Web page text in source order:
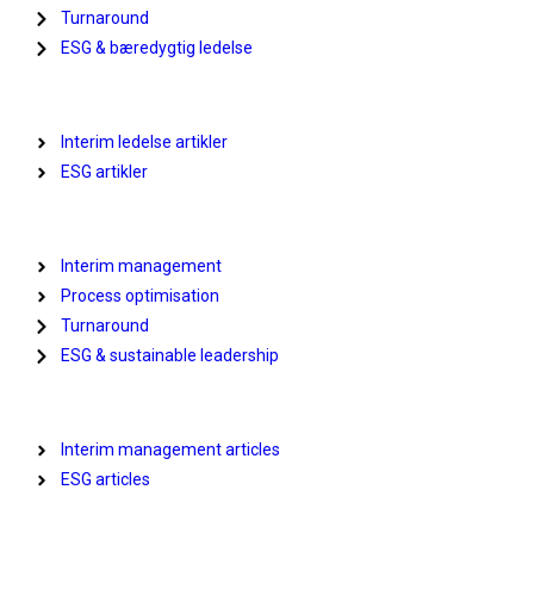
Turnaround
ESG & bæredygtig ledelse
Interim ledelse artikler
ESG artikler
Interim management
Process optimisation
Turnaround
ESG & sustainable leadership
Interim management articles
ESG articles